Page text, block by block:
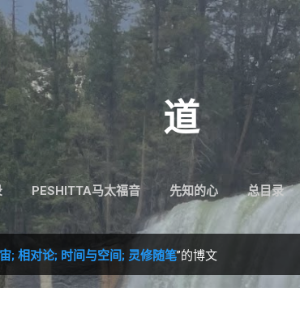
跳至主要内容
道
PESHITTA马太福音 先知的心 总目录
; 相对论; 时间与空间; 灵修随笔”的博文